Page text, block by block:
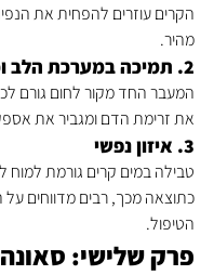
הקרים עוזרים להפחית את
מהיר.
2. תמיכה במערכת הלב וכלי הדם
המעבר החד מקור לחום גורם
את זרימת הדם ומגביר את
3. איזון נפשי
טבילה במים קרים גורמת למוח
כתוצאה מכך, רבים מדווחים
הטיפול.
פרק שלישי: